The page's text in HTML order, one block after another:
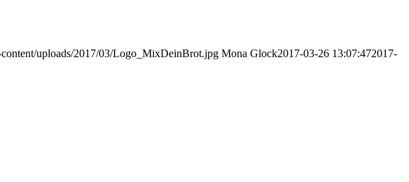
uploads/2017/03/Logo_MixDeinBrot.jpg Mona Glock2017-03-26 13:07:472017-